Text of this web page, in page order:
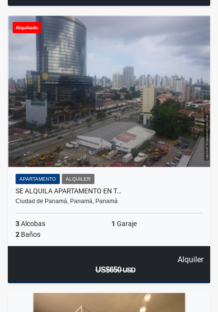
Alquilado
APARTAMENTO ALQUILER
SE ALQUILA APARTAMENTO EN T…
Ciudad de Panamá, Panamá, Panamá
3Alcobas 1 Garaje
2 Baños
Alquiler
US$650USD